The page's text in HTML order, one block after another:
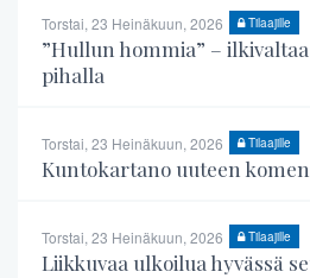
Torstai, 23 Heinäkuun, 2026 Tilaajille
”Hullun hommia” –
pihalla
Torstai, 23 Heinäkuun, 2026 Tilaajille
Kuntokartano uuteen
Torstai, 23 Heinäkuun, 2026 Tilaajille
Liikkuvaa ulkoilua hyvässä